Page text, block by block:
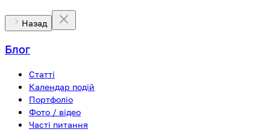
Назад
Блог
Статті
Календар подій
Портфоліо
Фото / відео
Часті питання